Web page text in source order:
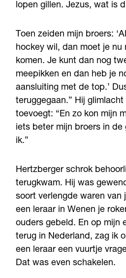
lopen gillen. Jezus, wat is
Toen zeiden mijn broers:
hockey wil, dan moet je nu
komen. Je kunt dan nog
meepikken en dan heb je
aansluiting met de top.’
teruggegaan.” Hij
toevoegt: “En zo kon mijn
iets beter mijn broers in de
ik.”
Hertzberger schrok
terugkwam. Hij was
soort verlengde waren van
een leraar in Wenen je
ouders gebeld. En op mijn
terug in Nederland, zag ik
een leraar een vuurtje
Dat was even schakelen.